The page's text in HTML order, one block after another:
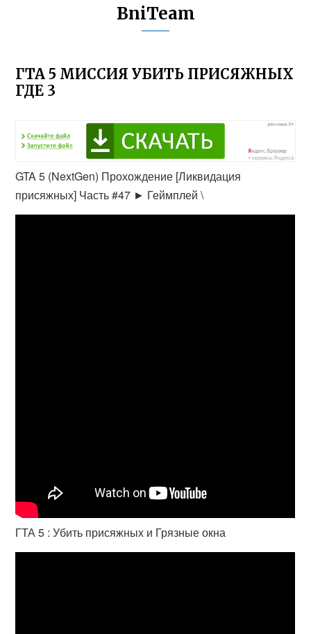
BniTeam
ГТА 5 МИССИЯ УБИТЬ ПРИСЯЖНЫХ
ГДЕ 3
GTA 5 (NextGen) Прохождение [Ликвидация
присяжных] Часть #47 ► Геймплей \
ГТА 5 : Убить присяжных и Грязные окна